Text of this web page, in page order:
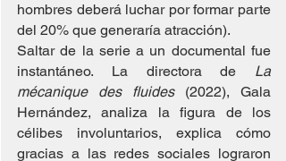
hombres deberá luchar por formar parte
del 20% que generaría atracción).
Saltar de la serie a un documental fue
instantáneo. La directora de La
mécanique des fluides (2022), Gala
Hernández, analiza la figura de los
célibes involuntarios, explica cómo
gracias a las redes sociales lograron